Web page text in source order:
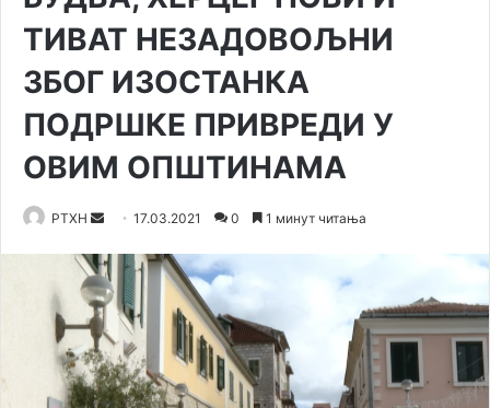
ТИВАТ НЕЗАДОВОЉНИ
ЗБОГ ИЗОСТАНКА
ПОДРШКЕ ПРИВРЕДИ У
ОВИМ ОПШТИНАМА
РТХН
Send
email
17.03.2021 0 1 минут читања